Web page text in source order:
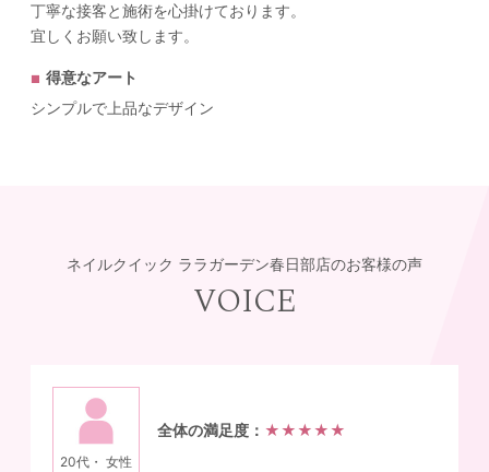
丁寧な接客と施術を心掛けております。
宜しくお願い致します。
得意なアート
シンプルで上品なデザイン
ネイルクイック ララガーデン春日部店のお客様の声
VOICE
20代・ 女性
全体の満足度： ★★★★★